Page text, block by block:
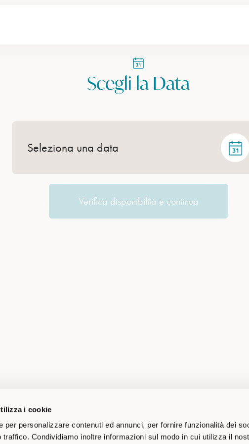
i cookie
per personalizzare contenuti ed annunci, per fornire funzionalità dei
traffico. Condividiamo inoltre informazioni sul modo in cui utilizza il
Scegli la Data
Seleziona una data